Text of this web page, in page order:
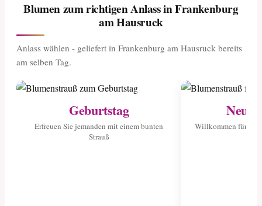
Blumen zum richtigen Anlass in Frankenburg
am Hausruck
Anlass wählen - geliefert in Frankenburg am Hausruck bereits
am selben Tag.
Geburtstag
Erfreuen Sie jemanden mit einem bunten
Strauß
Willkommen für